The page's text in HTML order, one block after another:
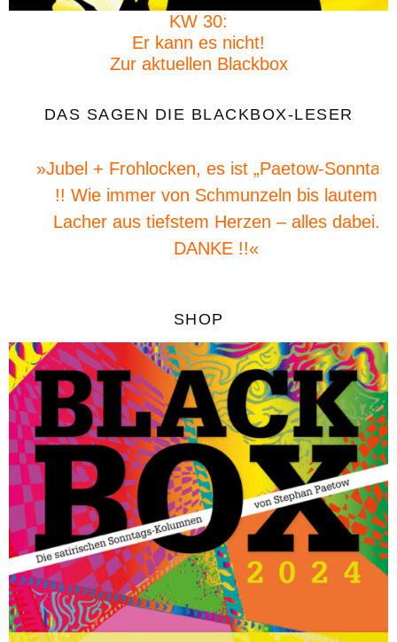
KW 30:
Er kann es nicht!
Zur aktuellen Blackbox
DAS SAGEN DIE BLACKBOX-LESER
»Jubel + Frohlocken, es ist „Paetow-Sonntag“
!! Wie immer von Schmunzeln bis lautem
Lacher aus tiefstem Herzen – alles dabei.
DANKE !!«
SHOP